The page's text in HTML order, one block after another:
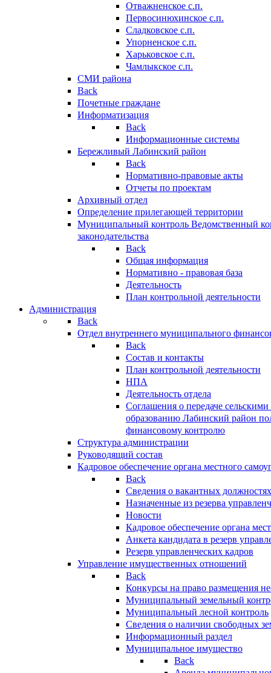
Отважненское с.п.
Первосинюхинское с.п.
Сладковское с.п.
Упорненское с.п.
Харьковское с.п.
Чамлыкское с.п.
СМИ района
Back
Почетные граждане
Информатизация
Back
Информационные системы
Бережливый Лабинский район
Back
Нормативно-правовые акты
Отчеты по проектам
Архивный отдел
Определение прилегающей территории
Муниципальный контроль Ведомственный
законодательства
Back
Общая информация
Нормативно - правовая база
Деятельность
План контрольной деятельности
Администрация
Back
Отдел внутреннего муниципального
Back
Состав и контакты
План контрольной деятельности
НПА
Деятельность отдела
Соглашения о передаче
образованию Лабинский район
финансовому контролю
Структура администрации
Руководящий состав
Кадровое обеспечение органа местного
Back
Сведения о вакантных
Назначенные из резерва
Новости
Кадровое обеспечение органа
Анкета кандидата в резерв
Резерв управленческих кадров
Управление имущественных отношений
Back
Конкурсы на право размещения
Муниципальный земельный
Муниципальный лесной контроль
Сведения о наличии свободных
Информационный раздел
Муниципальное имущество
Back